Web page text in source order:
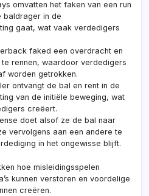
omvatten het faken van een run
baldrager in de
gaat, wat vaak verdedigers
faked een overdracht en
rennen, waardoor verdedigers
worden getrokken.
ontvangt de bal en rent in de
van de initiële beweging, wat
creëert.
doet alsof ze de bal naar
vervolgens aan een andere te
in het ongewisse blijft.
hoe misleidingsspelen
kunnen verstoren en voordelige
creëren.